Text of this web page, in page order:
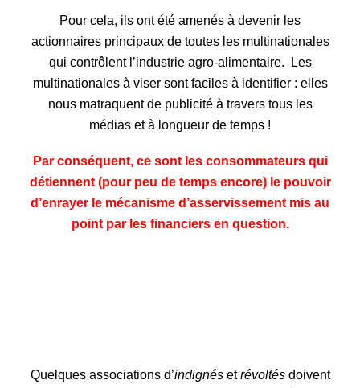
Pour cela, ils ont été amenés à devenir les
actionnaires principaux de toutes les multinationales
qui contrôlent l’industrie agro-alimentaire. Les
multinationales à viser sont faciles à identifier : elles
nous matraquent de publicité à travers tous les
médias et à longueur de temps !
Par conséquent, ce sont les consommateurs qui
détiennent (pour peu de temps encore) le pouvoir
d’enrayer le mécanisme d’asservissement mis au
point par les financiers en question.
Quelques associations d’indignésetrévoltés doivent